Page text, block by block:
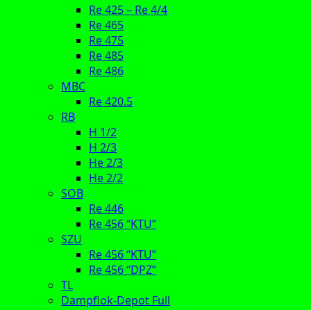
Re 425 – Re 4/4
Re 465
Re 475
Re 485
Re 486
MBC
Re 420.5
RB
H 1/2
H 2/3
He 2/3
He 2/2
SOB
Re 446
Re 456 “KTU”
SZU
Re 456 “KTU”
Re 456 “DPZ”
TL
Dampflok-Depot Full